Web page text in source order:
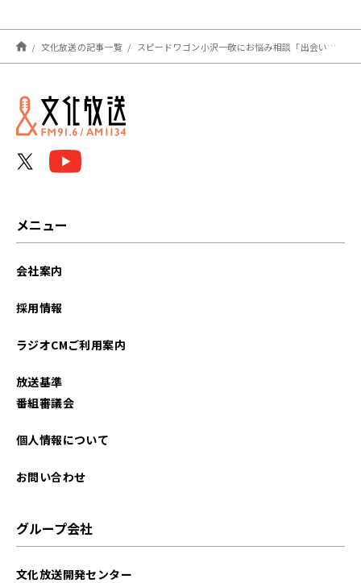
文化放送の記事一覧 スピードワゴン小沢一敬にお悩み相談「出会いがなくて…」
メニュー
会社案内
採用情報
ラジオCMご利用案内
放送基準
番組審議会
個人情報について
お問い合わせ
グループ会社
文化放送開発センター